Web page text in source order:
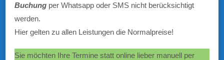
Buchung per Whatsapp oder SMS nicht berücksichtigt
werden.
Hier gelten zu allen Leistungen die Normalpreise!
Sie möchten Ihre Termine statt online lieber manuell per